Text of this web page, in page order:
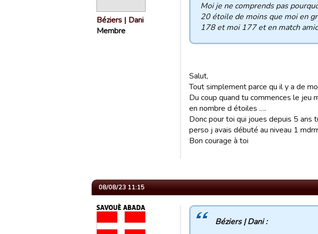
Béziers | Dani
Membre
Moi je ne comprends pas
20 étoile de moins que moi en
178 et moi 177 et en match
Salut,
Tout simplement parce qu il y a de
Du coup quand tu commences le jeu
en nombre d étoiles ….
Donc pour toi qui joues depuis 5 ans
perso j avais débuté au niveau 1
Bon courage à toi
08/08/23 11:15
Béziers | Dani :